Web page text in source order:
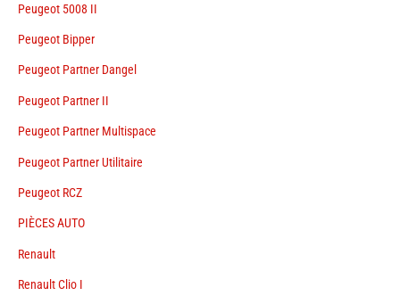
Peugeot 5008 II
Peugeot Bipper
Peugeot Partner Dangel
Peugeot Partner II
Peugeot Partner Multispace
Peugeot Partner Utilitaire
Peugeot RCZ
PIÈCES AUTO
Renault
Renault Clio I